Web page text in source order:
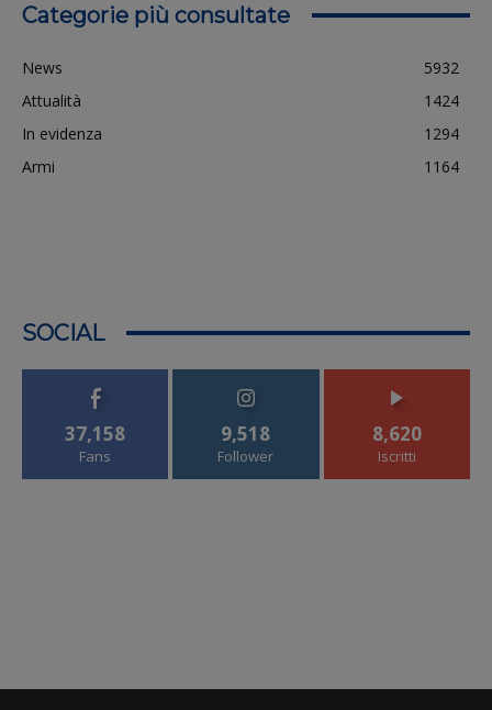
Categorie più consultate
News
5932
Attualità
1424
In evidenza
1294
Armi
1164
SOCIAL
37,158
Fans
9,518
Follower
8,620
Iscritti